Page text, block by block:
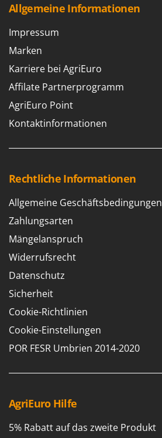
Worx
Y
Z
Zanon
Zephir
ZGrills
Zodiac
Zomax
Allgemeine Informationen
Impressum
Marken
Karriere bei AgriEuro
Affilate Partnerprogramm
AgriEuro Point
Kontaktinformationen
Rechtliche Informationen
Allgemeine Geschäftsbedingungen
Zahlungsarten
Mängelanspruch
Widerrufsrecht
Datenschutz
Sicherheit
Cookie-Richtlinien
Cookie-Einstellungen
POR FESR Umbrien 2014-2020
AgriEuro Hilfe
5% Rabatt auf das zweite Produkt